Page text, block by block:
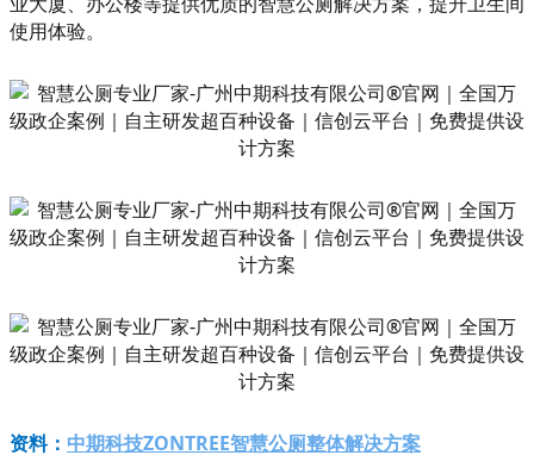
使用体验‌。
资料： 中期科技ZONTREE智慧公厕整体解决方案